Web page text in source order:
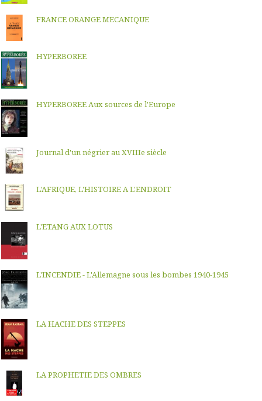
FRANCE ORANGE MECANIQUE
HYPERBOREE
HYPERBOREE Aux sources de l'Europe
Journal d'un négrier au XVIIIe siècle
L'AFRIQUE, L'HISTOIRE A L'ENDROIT
L'ETANG AUX LOTUS
L'INCENDIE - L'Allemagne sous les bombes 1940-1945
LA HACHE DES STEPPES
LA PROPHETIE DES OMBRES